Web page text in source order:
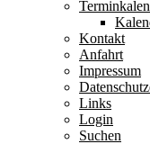
Kontakt
Anfahrt
Impressum
Links
Login
Suchen